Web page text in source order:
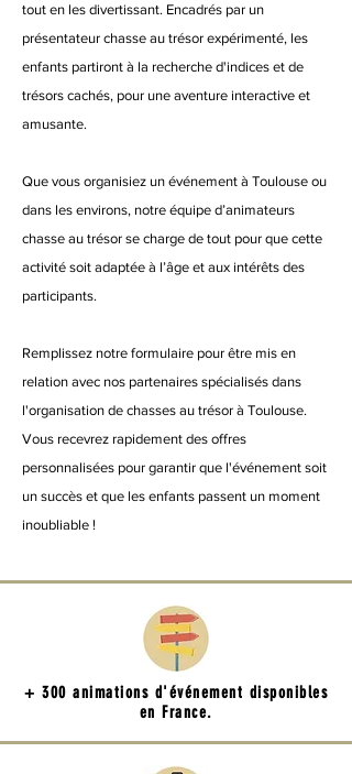
tout en les divertissant. Encadrés par un
présentateur chasse au trésor expérimenté, les
enfants partiront à la recherche d'indices et de
trésors cachés, pour une aventure interactive et
amusante.
Que vous organisiez un événement à Toulouse ou
dans les environs, notre équipe d’animateurs
chasse au trésor se charge de tout pour que cette
activité soit adaptée à l’âge et aux intérêts des
participants.
Remplissez notre formulaire pour être mis en
relation avec nos partenaires spécialisés dans
l'organisation de chasses au trésor à Toulouse.
Vous recevrez rapidement des offres
personnalisées pour garantir que l'événement soit
un succès et que les enfants passent un moment
inoubliable !
+ 300 animations d'événement disponibles
en France.